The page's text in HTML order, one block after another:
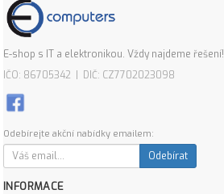
E-shop s IT a elektronikou. Vždy najdeme řešení!
IČO: 86705342 | DIČ: CZ7702023098
Odebírejte akční nabídky emailem:
Odebírat
INFORMACE